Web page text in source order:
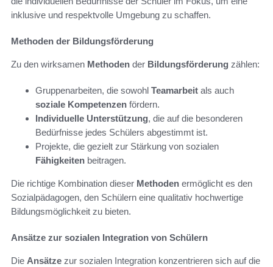
inklusive und respektvolle Umgebung zu schaffen.
Methoden der Bildungsförderung
Zu den wirksamen Methoden der Bildungsförderung zählen:
Gruppenarbeiten, die sowohl Teamarbeit als auch
soziale Kompetenzen fördern.
Individuelle Unterstützung, die auf die besonderen
Bedürfnisse jedes Schülers abgestimmt ist.
Projekte, die gezielt zur Stärkung von sozialen
Fähigkeiten beitragen.
Die richtige Kombination dieser Methoden ermöglicht es den
Sozialpädagogen, den Schülern eine qualitativ hochwertige
Bildungsmöglichkeit zu bieten.
Ansätze zur sozialen Integration von Schülern
Die Ansätze zur sozialen Integration konzentrieren sich auf die